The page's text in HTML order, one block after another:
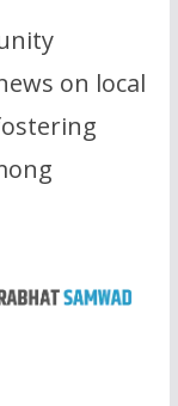
on local